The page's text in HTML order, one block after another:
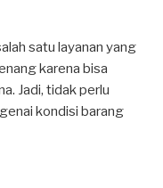
satu layanan yang
karena bisa
Jadi, tidak perlu
kondisi barang